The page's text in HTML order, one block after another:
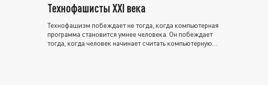
Технофашисты XXI века
Технофашизм побеждает не тогда, когда компьютерная
программа становится умнее человека. Он побеждает
тогда, когда человек начинает считать компьютерную